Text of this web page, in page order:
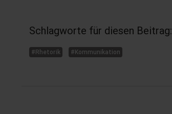
Schlagworte für diesen Beitrag:
#Rhetorik #Kommunikation